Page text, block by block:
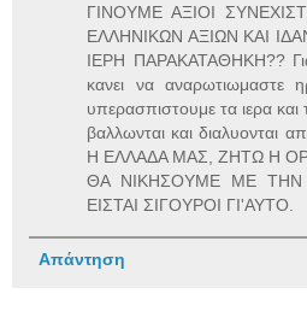
ΓΙΝΟΥΜΕ ΑΞΙΟΙ
ΕΛΛΗΝΙΚΩΝ ΑΞΙΩΝ ΚΑΙ
ΙΕΡΗ ΠΑΡΑΚΑΤΑΘΗΚΗ??
κανει να αναρωτιωμαστε
υπερασπιστουμε τα ιερα
βαλλωνται και διαλυονται
Η ΕΛΛΑΔΑ ΜΑΣ, ΖΗΤΩ Η
ΘΑ ΝΙΚΗΣΟΥΜΕ ΜΕ
ΕΙΣΤΑΙ ΣΙΓΟΥΡΟΙ ΓΙ'ΑΥΤΟ.
Απάντηση